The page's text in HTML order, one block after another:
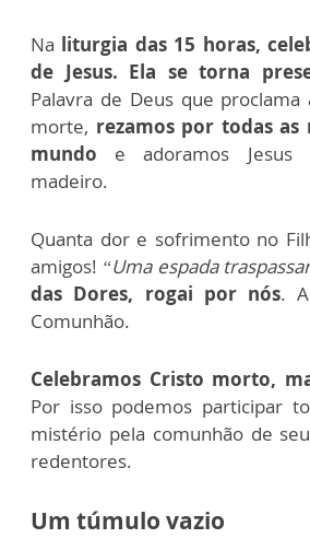
Na liturgia das 15 horas,
de Jesus. Ela se torna
Palavra de Deus que proclama
morte, rezamos por todas as
mundo e adoramos
madeiro.
Quanta dor e sofrimento no
amigos! “Uma espada
das Dores, rogai por nós.
Comunhão.
Celebramos Cristo morto,
Por isso podemos participar
mistério pela comunhão de
redentores.
Um túmulo vazio